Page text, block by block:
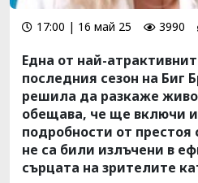
17:00 | 16 май 25 3990
Една от най-
последния сезон на Биг
решила да разкаже
обещава, че ще включи
подробности от
не са били излъчени в
сърцата на зрителите